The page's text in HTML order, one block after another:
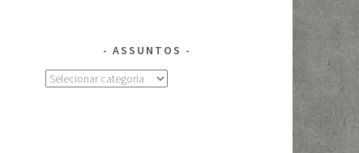
ASSUNTOS
Assuntos